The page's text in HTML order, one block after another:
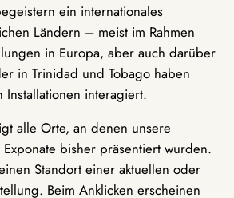
ein internationales
Ländern – meist im Rahmen
in Europa, aber auch darüber
in Trinidad und Tobago haben
Installationen interagiert.
alle Orte, an denen unsere
bisher präsentiert wurden.
Standort einer aktuellen oder
Beim Anklicken erscheinen